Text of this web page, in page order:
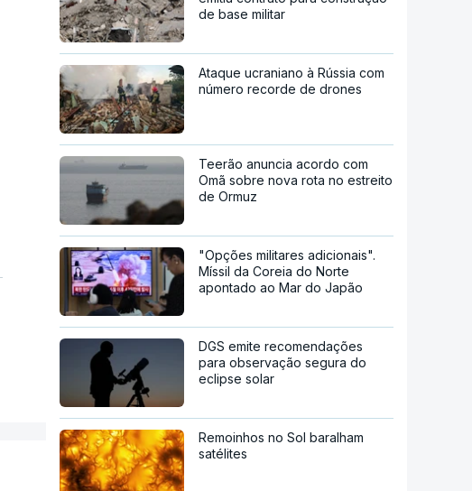
de base militar
Ataque ucraniano à Rússia com
número recorde de drones
Teerão anuncia acordo com
Omã sobre nova rota no estreito
de Ormuz
"Opções militares adicionais".
Míssil da Coreia do Norte
apontado ao Mar do Japão
DGS emite recomendações
para observação segura do
eclipse solar
Remoinhos no Sol baralham
satélites